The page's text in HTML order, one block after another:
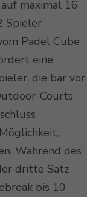
maximal 16
Spieler
Padel Cube
eine
die bar vor
Courts
Während des
dritte Satz
bis 10